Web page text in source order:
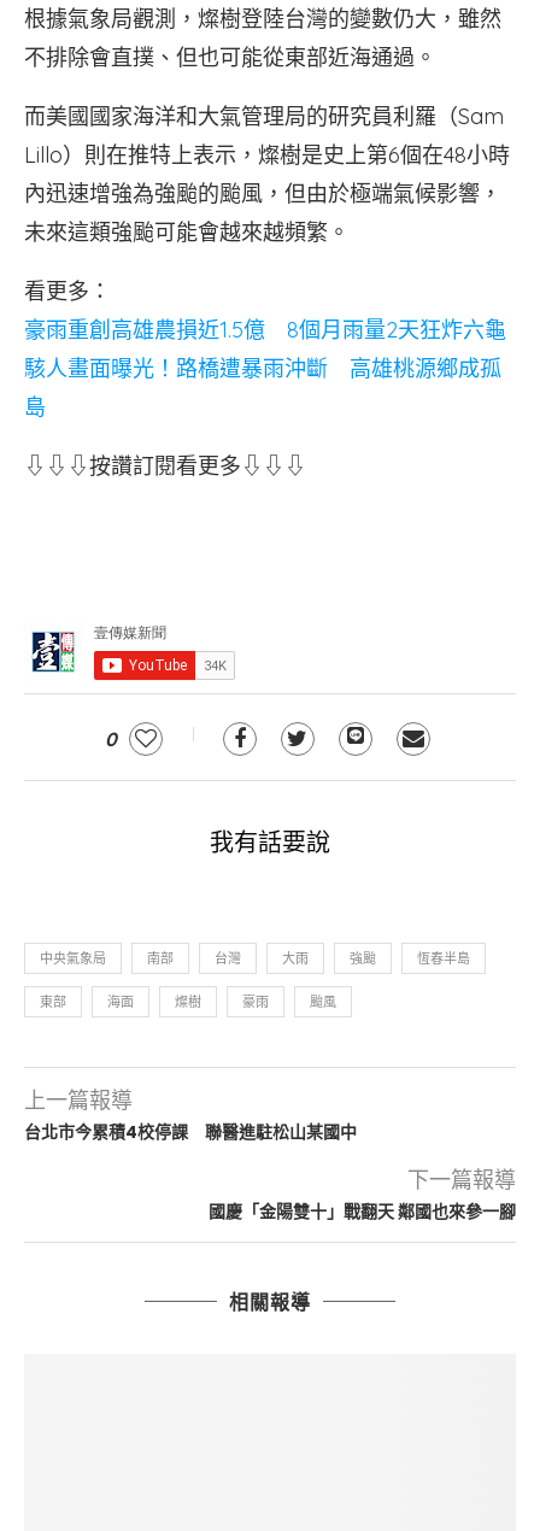
根據氣象局觀測，燦樹登陸台灣的變數仍大，雖然
不排除會直撲、但也可能從東部近海通過。
而美國國家海洋和大氣管理局的研究員利羅（Sam
Lillo）則在推特上表示，燦樹是史上第6個在48小時
內迅速增強為強颱的颱風，但由於極端氣候影響，
未來這類強颱可能會越來越頻繁。
看更多：
豪雨重創高雄農損近1.5億 8個月雨量2天狂炸六龜
駭人畫面曝光！路橋遭暴雨沖斷 高雄桃源鄉成孤
島
⇩⇩⇩按讚訂閱看更多⇩⇩⇩
0
我有話要說
中央氣象局 南部 台灣 大雨 強颱 恆春半島
東部 海面 燦樹 豪雨 颱風
上一篇報導
台北市今累積4校停課 聯醫進駐松山某國中
下一篇報導
國慶「金陽雙十」戰翻天 鄰國也來參一腳
相關報導